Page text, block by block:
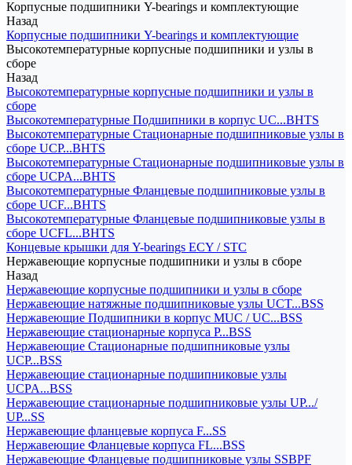
Корпусные подшипники Y-bearings и комплектующие
Назад
Корпусные подшипники Y-bearings и комплектующие
Высокотемпературные корпусные подшипники и узлы в
сборе
Назад
Высокотемпературные корпусные подшипники и узлы в
сборе
Высокотемпературные Подшипники в корпус UC...BHTS
Высокотемпературные Стационарные подшипниковые узлы в
сборе UCP...BHTS
Высокотемпературные Стационарные подшипниковые узлы в
сборе UCPA...BHTS
Высокотемпературные Фланцевые подшипниковые узлы в
сборе UCF...BHTS
Высокотемпературные Фланцевые подшипниковые узлы в
сборе UCFL...BHTS
Концевые крышки для Y-bearings ECY / STC
Нержавеющие корпусные подшипники и узлы в сборе
Назад
Нержавеющие корпусные подшипники и узлы в сборе
Нержавеющие натяжные подшипниковые узлы UCT...BSS
Нержавеющие Подшипники в корпус MUC / UC...BSS
Нержавеющие стационарные корпуса P...BSS
Нержавеющие Стационарные подшипниковые узлы
UCP...BSS
Нержавеющие стационарные подшипниковые узлы
UCPA...BSS
Нержавеющие стационарные подшипниковые узлы UP.../
UP...SS
Нержавеющие фланцевые корпуса F...SS
Нержавеющие Фланцевые корпуса FL...BSS
Нержавеющие Фланцевые подшипниковые узлы SSBPF